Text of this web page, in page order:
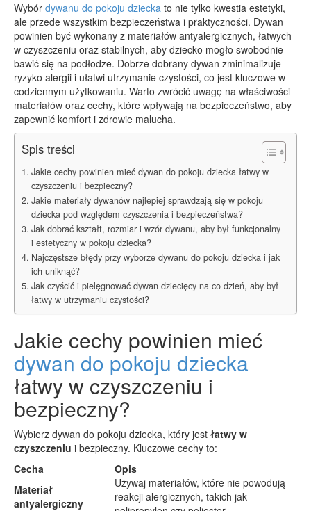
Wybór dywanu do pokoju dziecka to nie tylko kwestia estetyki,
ale przede wszystkim bezpieczeństwa i praktyczności. Dywan
powinien być wykonany z materiałów antyalergicznych, łatwych
w czyszczeniu oraz stabilnych, aby dziecko mogło swobodnie
bawić się na podłodze. Dobrze dobrany dywan zminimalizuje
ryzyko alergii i ułatwi utrzymanie czystości, co jest kluczowe w
codziennym użytkowaniu. Warto zwrócić uwagę na właściwości
materiałów oraz cechy, które wpływają na bezpieczeństwo, aby
zapewnić komfort i zdrowie malucha.
Spis treści
Jakie cechy powinien mieć dywan do pokoju dziecka łatwy w
czyszczeniu i bezpieczny?
Jakie materiały dywanów najlepiej sprawdzają się w pokoju
dziecka pod względem czyszczenia i bezpieczeństwa?
Jak dobrać kształt, rozmiar i wzór dywanu, aby był funkcjonalny
i estetyczny w pokoju dziecka?
Najczęstsze błędy przy wyborze dywanu do pokoju dziecka i jak
ich uniknąć?
Jak czyścić i pielęgnować dywan dziecięcy na co dzień, aby był
łatwy w utrzymaniu czystości?
Jakie cechy powinien mieć
dywan do pokoju dziecka
łatwy w czyszczeniu i
bezpieczny?
Wybierz dywan do pokoju dziecka, który jest łatwy w
czyszczeniu i bezpieczny. Kluczowe cechy to:
Cecha
Opis
Materiał
antyalergiczny
Używaj materiałów, które nie powodują
reakcji alergicznych, takich jak